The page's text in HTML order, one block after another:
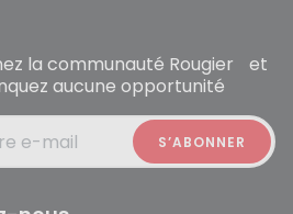
la communauté Rougier et
aucune opportunité
e-mail